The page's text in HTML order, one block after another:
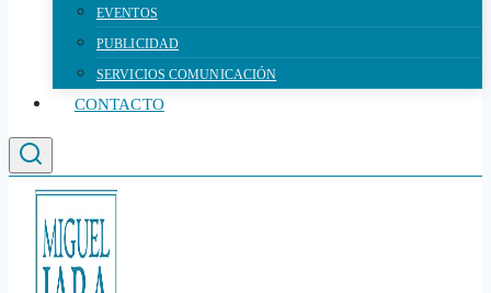
EVENTOS
PUBLICIDAD
SERVICIOS COMUNICACIÓN
CONTACTO